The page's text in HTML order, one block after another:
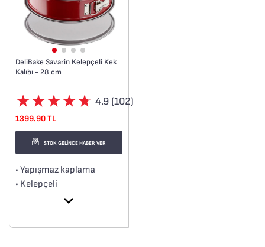
DeliBake Savarin Kelepçeli Kek
Kalıbı - 28 cm
4.9 (102)
1399.90 TL
STOK GELİNCE HABER VER
• Yapışmaz kaplama
• Kelepçeli
• Yüksek kaliteli karbon